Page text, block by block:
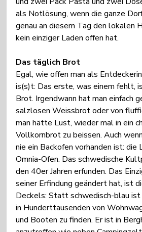
als Notlösung, wenn die ganze
genau an diesem Tag den lokalen
kein einziger Laden offen hat.
Das täglich Brot
Egal, wie offen man als
is(s)t: Das erste, was einem fehlt,
Brot. Irgendwann hat man einfach
salzlosen Weissbrot oder von
man hätte Lust, wieder mal in ein
Vollkornbrot zu beissen. Auch
nie ein Backofen vorhanden ist: die
Omnia-Ofen. Das schwedische
den 40er Jahren erfunden. Das
seiner Erfindung geändert hat, ist
Deckels: Statt schwedisch-blau
in Hunderttausenden von
und Booten zu finden. Er ist in